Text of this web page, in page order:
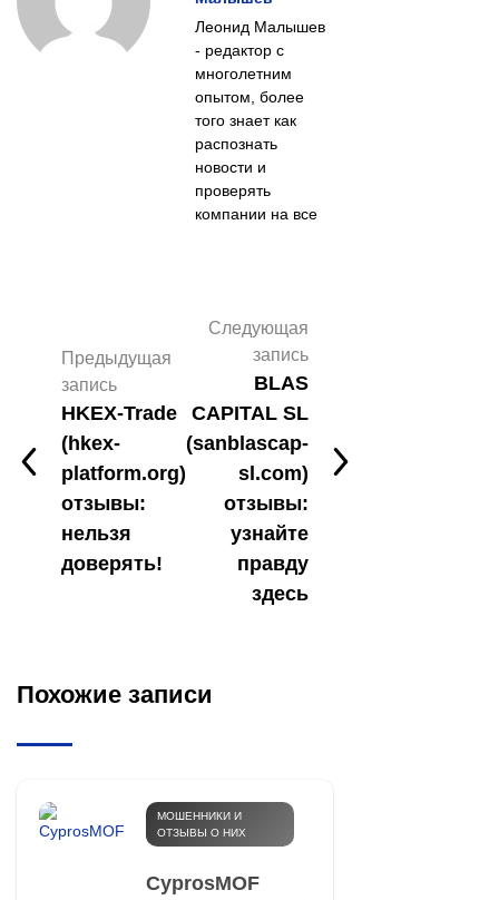
Леонид Малышев
- редактор с
многолетним
опытом, более
того знает как
распознать
новости и
проверять
компании на все
Предыдущая
запись
HKEX-Trade
(hkex-
platform.org)
отзывы:
нельзя
доверять!
Следующая
запись
BLAS
CAPITAL SL
(sanblascap-
sl.com)
отзывы:
узнайте
правду
здесь
Похожие записи
МОШЕННИКИ И
ОТЗЫВЫ О НИХ
CyprosMOF